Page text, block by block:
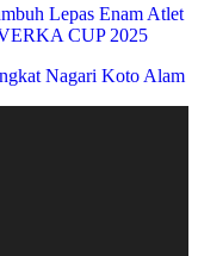
Lepas Enam Atlet
CUP 2025
Nagari Koto Alam